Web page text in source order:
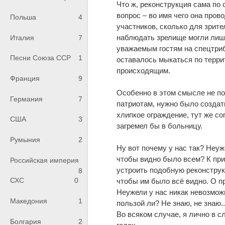
Польша 4
Италия 7
Песни Союза ССР 1
Франция 9
Германия 7
США 3
Румыния 2
Российская империя
8
СХС
0
Македония 1
Болгария 2
Что ж, реконструкция сама по
вопрос – во имя чего она
участников, сколько для
наблюдать зрелище могли
уважаемым гостям на
оставалось мыкаться по
происходящим.
Особенно в этом смысле не
патриотам, нужно было
хлипкое ограждение, тут же
загремел бы в больницу.
Ну вот почему у нас так?
чтобы видно было всем? К
устроить подобную
чтобы им было всё видно. О
Неужели у нас никак
пользой ли? Не знаю, не
Во всяком случае, я лично в